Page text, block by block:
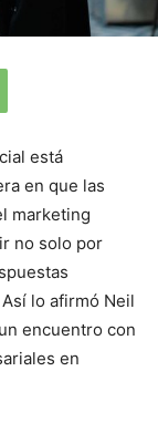
está
en que las
marketing
no solo por
lo afirmó Neil
encuentro con
en